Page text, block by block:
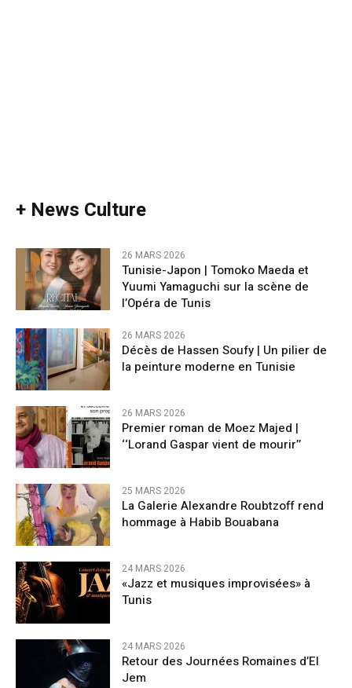
+ News Culture
26 MARS 2026
Tunisie-Japon | Tomoko Maeda et
Yuumi Yamaguchi sur la scène de
l’Opéra de Tunis
26 MARS 2026
Décès de Hassen Soufy | Un pilier de
la peinture moderne en Tunisie
26 MARS 2026
Premier roman de Moez Majed |
‘‘Lorand Gaspar vient de mourir’’
25 MARS 2026
La Galerie Alexandre Roubtzoff rend
hommage à Habib Bouabana
24 MARS 2026
«Jazz et musiques improvisées» à
Tunis
24 MARS 2026
Retour des Journées Romaines d’El
Jem